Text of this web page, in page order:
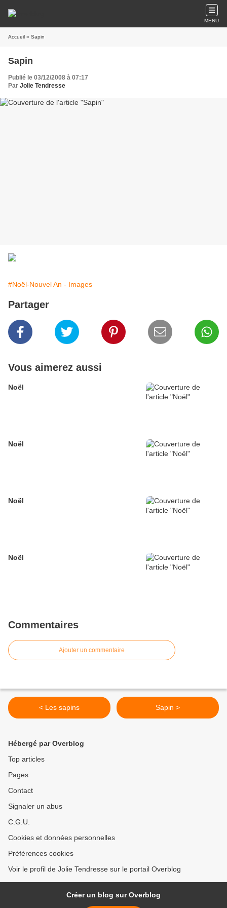
MENU
Accueil » Sapin
Sapin
Publié le 03/12/2008 à 07:17
Par Jolie Tendresse
#Noël-Nouvel An - Images
Partager
Vous aimerez aussi
Noël
Noël
Noël
Noël
Commentaires
Ajouter un commentaire
< Les sapins Sapin >
Hébergé par Overblog
Top articles
Pages
Contact
Signaler un abus
C.G.U.
Cookies et données personnelles
Préférences cookies
Voir le profil de Jolie Tendresse sur le portail Overblog
Créer un blog sur Overblog